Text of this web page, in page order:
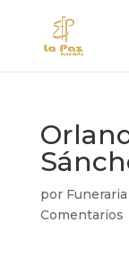
por Funeraria
Comentarios